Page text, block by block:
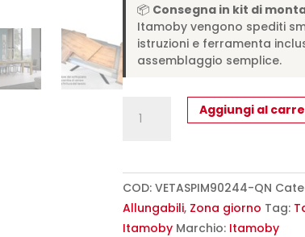
📦 Consegna in kit di
Itamoby vengono spediti
istruzioni e ferramenta
assemblaggio semplice.
allungabile
Spimbo
quercia
natura
Aggiungi al
COD: VETASPIM90244-QN
Allungabili, Zona giorno Tag:
Itamoby Marchio: Itamoby